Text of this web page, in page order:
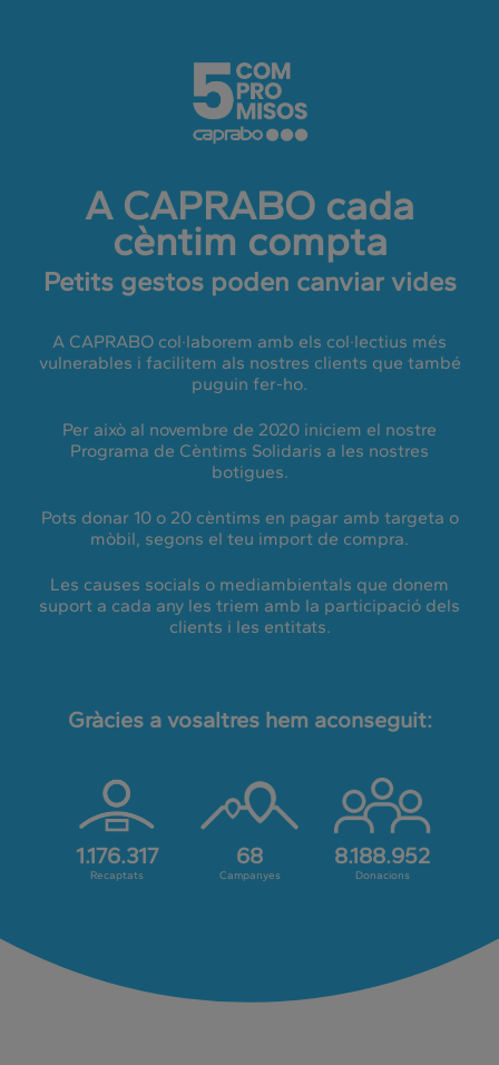
A CAPRABO cada
cèntim compta
Petits gestos poden canviar vides
A CAPRABO col·laborem amb els col·lectius més
vulnerables i facilitem als nostres clients que també
puguin fer-ho.
Per això al novembre de 2020 iniciem el nostre
Programa de Cèntims Solidaris a les nostres
botigues.
Pots donar 10 o 20 cèntims en pagar amb targeta o
mòbil, segons el teu import de compra.
Les causes socials o mediambientals que donem
suport a cada any les triem amb la participació dels
clients i les entitats.
Gràcies a vosaltres hem aconseguit:
68
Campanyes
8.188.952
Donacions
1.176.317
Recaptats